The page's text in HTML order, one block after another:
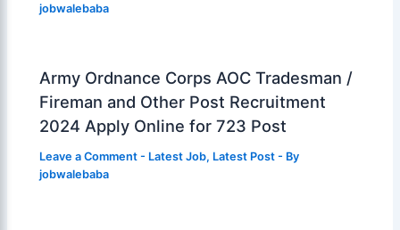
jobwalebaba
Army Ordnance Corps AOC Tradesman /
Fireman and Other Post Recruitment
2024 Apply Online for 723 Post
Leave a Comment - Latest Job, Latest Post - By
jobwalebaba